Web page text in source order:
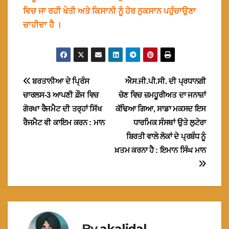
ਵਿਚ ਜਾ ਰਹੀ ਖੇਤੀ ਅਤੇ ਕਿਸਾਨੀ ਨੂੰ ਹੋਰ ਨੁਕਸਾਨ ਪਹੁੰਚਾਉਣਾ
ਚਾਹੀਦਾ ਹੈ ।
Post
navigation
ਐਸ.ਜੀ.ਪੀ.ਸੀ. ਦੀ ਪ੍ਰਧਾਨਗੀ
ਚੋਣ ਵਿਚ ਜ਼ਮਹੂਰੀਅਤ ਦਾ ਜਨਾਜ਼ਾਂ
ਕੱਢਿਆ ਗਿਆ, ਸਾਡਾ ਮਕਸਦ ਇਸ
ਧਾਰਮਿਕ ਸੰਸਥਾਂ ਉਤੇ ਲੁਟੇਰਾ
ਬਿਰਤੀ ਵਾਲੇ ਲੋਕਾਂ ਦੇ ਪ੍ਰਬੰਧ ਨੂੰ
ਖ਼ਤਮ ਕਰਨਾ ਹੈ : ਇਮਾਨ ਸਿੰਘ ਮਾਨ
ਬਰਤਾਨੀਆ ਦੇ ਪ੍ਰਿੰਸ
ਚਾਰਲਸ-3 ਆਪਣੀ ਫ਼ੌਜ ਵਿਚ
ਗੋਰਖਾ ਰੈਜਮੈਟ ਦੀ ਤਰ੍ਹਾਂ ਸਿੱਖ
ਰੈਜਮੈਟ ਵੀ ਕਾਇਮ ਕਰਨ : ਮਾਨ